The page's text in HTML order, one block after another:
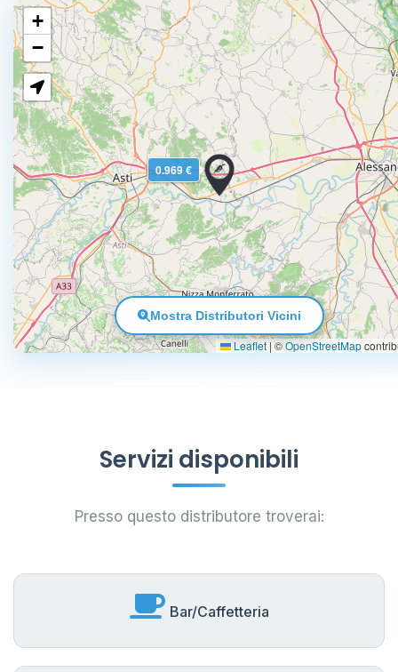
0.969 €
+
−
Leaflet|©OpenStreetMap
Mostra Distributori Vicini
Servizi disponibili
Presso questo distributore troverai:
Bar/Caffetteria